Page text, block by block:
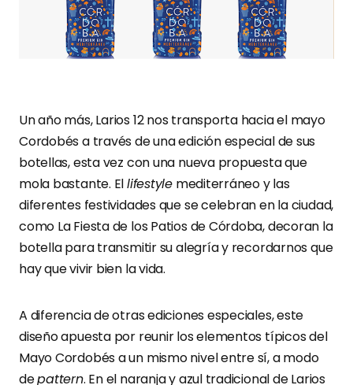
Un año más, Larios 12 nos transporta hacia el mayo
Cordobés a través de una edición especial de sus
botellas, esta vez con una nueva propuesta que
mola bastante. Ellifestylemediterráneo y las
diferentes festividades que se celebran en la ciudad,
como La Fiesta de los Patios de Córdoba, decoran la
botella para transmitir su alegría y recordarnos que
hay que vivir bien la vida.
A diferencia de otras ediciones especiales, este
diseño apuesta por reunir los elementos típicos del
Mayo Cordobés a un mismo nivel entre sí, a modo
depattern. En el naranja y azul tradicional de Larios